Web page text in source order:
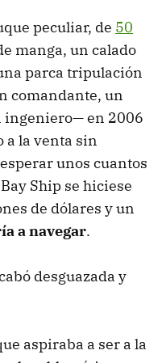
peculiar, de 50
manga, un calado
parca tripulación
comandante, un
ingeniero— en 2006
a la venta sin
unos cuantos
Ship se hiciese
de dólares y un
a navegar.
desguazada y
aspiraba a ser a la